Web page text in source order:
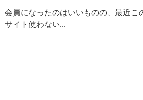
会員になったのはいいものの、最近こ
サイト使わない...